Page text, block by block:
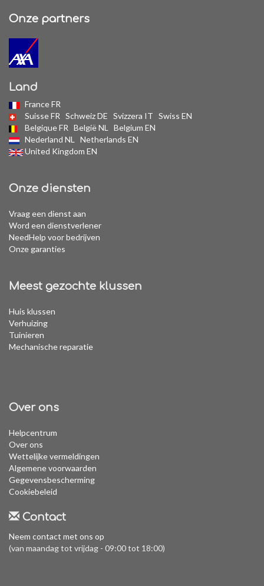
Onze partners
Land
France FR
Suisse FR Schweiz DE Svizzera IT Swiss EN
Belgique FR België NL
Belgium EN
Nederland NL
Netherlands EN
United Kingdom EN
Onze diensten
Vraag een dienst aan
Word een dienstverlener
NeedHelp voor bedrijven
Onze garanties
Meest gezochte klussen
Huis klussen
Verhuizing
Tuinieren
Mechanische reparatie
Over ons
Helpcentrum
Over ons
Wettelijke vermeldingen
Algemene voorwaarden
Gegevensbescherming
Cookiebeleid
Contact
Neem contact met ons op
(van maandag tot vrijdag - 09:00 tot 18:00)